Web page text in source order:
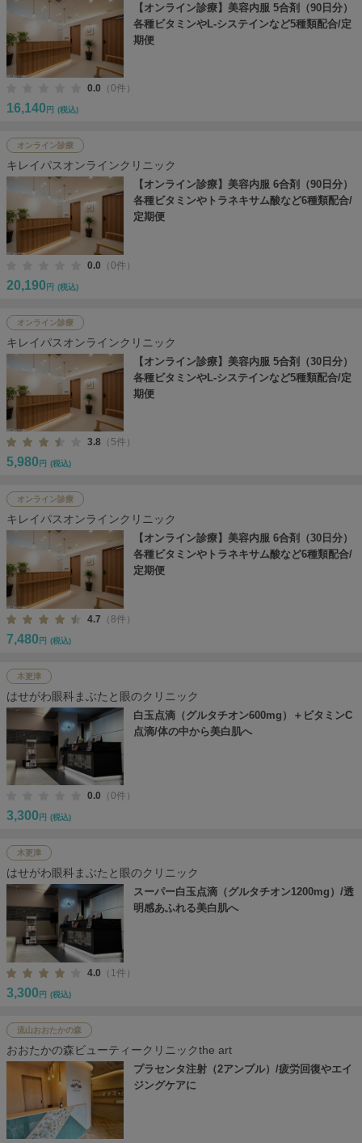
【オンライン診療】美容内服 5合剤（90日分）
各種ビタミンやL-システインなど5種類配合/定
期便
0.0 （0件）
16,140 円 (税込)
オンライン診療
キレイパスオンラインクリニック
【オンライン診療】美容内服 6合剤（90日分）
各種ビタミンやトラネキサム酸など6種類配合/
定期便
0.0 （0件）
20,190 円 (税込)
オンライン診療
キレイパスオンラインクリニック
【オンライン診療】美容内服 5合剤（30日分）
各種ビタミンやL-システインなど5種類配合/定
期便
3.8 （5件）
5,980 円 (税込)
オンライン診療
キレイパスオンラインクリニック
【オンライン診療】美容内服 6合剤（30日分）
各種ビタミンやトラネキサム酸など6種類配合/
定期便
4.7 （8件）
7,480 円 (税込)
木更津
はせがわ眼科まぶたと眼のクリニック
白玉点滴（グルタチオン600mg）＋ビタミンC
点滴/体の中から美白肌へ
0.0 （0件）
3,300 円 (税込)
木更津
はせがわ眼科まぶたと眼のクリニック
スーパー白玉点滴（グルタチオン1200mg）/透
明感あふれる美白肌へ
4.0 （1件）
3,300 円 (税込)
流山おおたかの森
おおたかの森ビューティークリニックthe art
プラセンタ注射（2アンプル）/疲労回復やエイ
ジングケアに